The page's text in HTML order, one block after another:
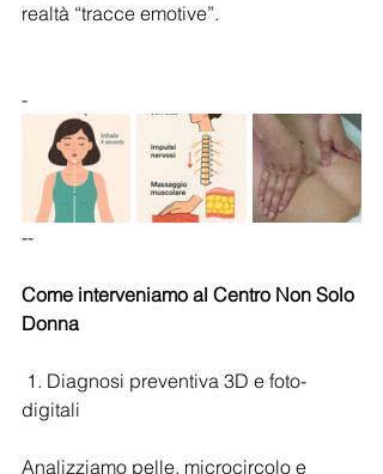
realtà “tracce emotive”.
-
--
Come interveniamo al Centro Non Solo
Donna
digitali
Analizziamo pelle, microcircolo e